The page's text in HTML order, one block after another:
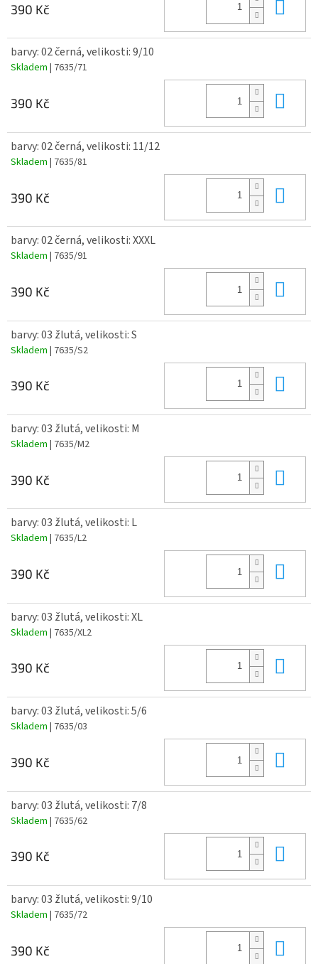
390 Kč
barvy: 02 černá, velikosti: 9/10
Skladem | 7635/71
390 Kč
barvy: 02 černá, velikosti: 11/12
Skladem | 7635/81
390 Kč
barvy: 02 černá, velikosti: XXXL
Skladem | 7635/91
390 Kč
barvy: 03 žlutá, velikosti: S
Skladem | 7635/S2
390 Kč
barvy: 03 žlutá, velikosti: M
Skladem | 7635/M2
390 Kč
barvy: 03 žlutá, velikosti: L
Skladem | 7635/L2
390 Kč
barvy: 03 žlutá, velikosti: XL
Skladem | 7635/XL2
390 Kč
barvy: 03 žlutá, velikosti: 5/6
Skladem | 7635/03
390 Kč
barvy: 03 žlutá, velikosti: 7/8
Skladem | 7635/62
390 Kč
barvy: 03 žlutá, velikosti: 9/10
Skladem | 7635/72
390 Kč